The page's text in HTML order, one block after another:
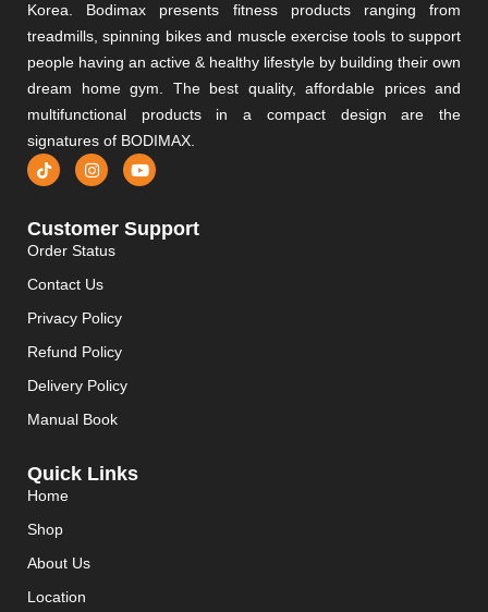
Korea. Bodimax presents fitness products ranging from
treadmills, spinning bikes and muscle exercise tools to support
people having an active & healthy lifestyle by building their own
dream home gym. The best quality, affordable prices and
multifunctional products in a compact design are the
signatures of BODIMAX.
Customer Support
Order Status
Contact Us
Privacy Policy
Refund Policy
Delivery Policy
Manual Book
Quick Links
Home
Shop
About Us
Location